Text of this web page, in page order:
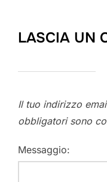
LASCIA UN
Il tuo indirizzo
obbligatori sono
Messaggio: